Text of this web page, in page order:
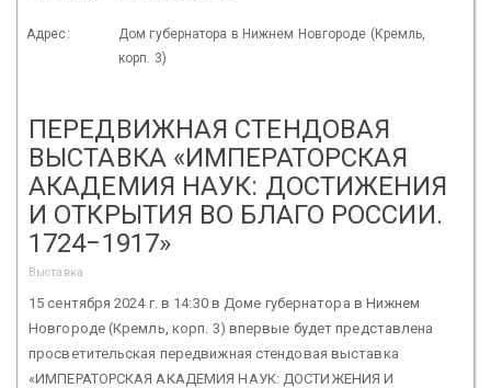
Адрес:
Дом губернатора в Нижнем Новгороде (Кремль,
корп. 3)
ПЕРЕДВИЖНАЯ СТЕНДОВАЯ
ВЫСТАВКА «ИМПЕРАТОРСКАЯ
АКАДЕМИЯ НАУК: ДОСТИЖЕНИЯ
И ОТКРЫТИЯ ВО БЛАГО РОССИИ.
1724−1917»
Выставка
15 сентября 2024 г. в 14:30 в Доме губернатора в Нижнем
Новгороде (Кремль, корп. 3) впервые будет представлена
просветительская передвижная стендовая выставка
«ИМПЕРАТОРСКАЯ АКАДЕМИЯ НАУК: ДОСТИЖЕНИЯ И